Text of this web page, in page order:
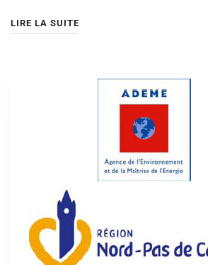
LIRE LA SUITE